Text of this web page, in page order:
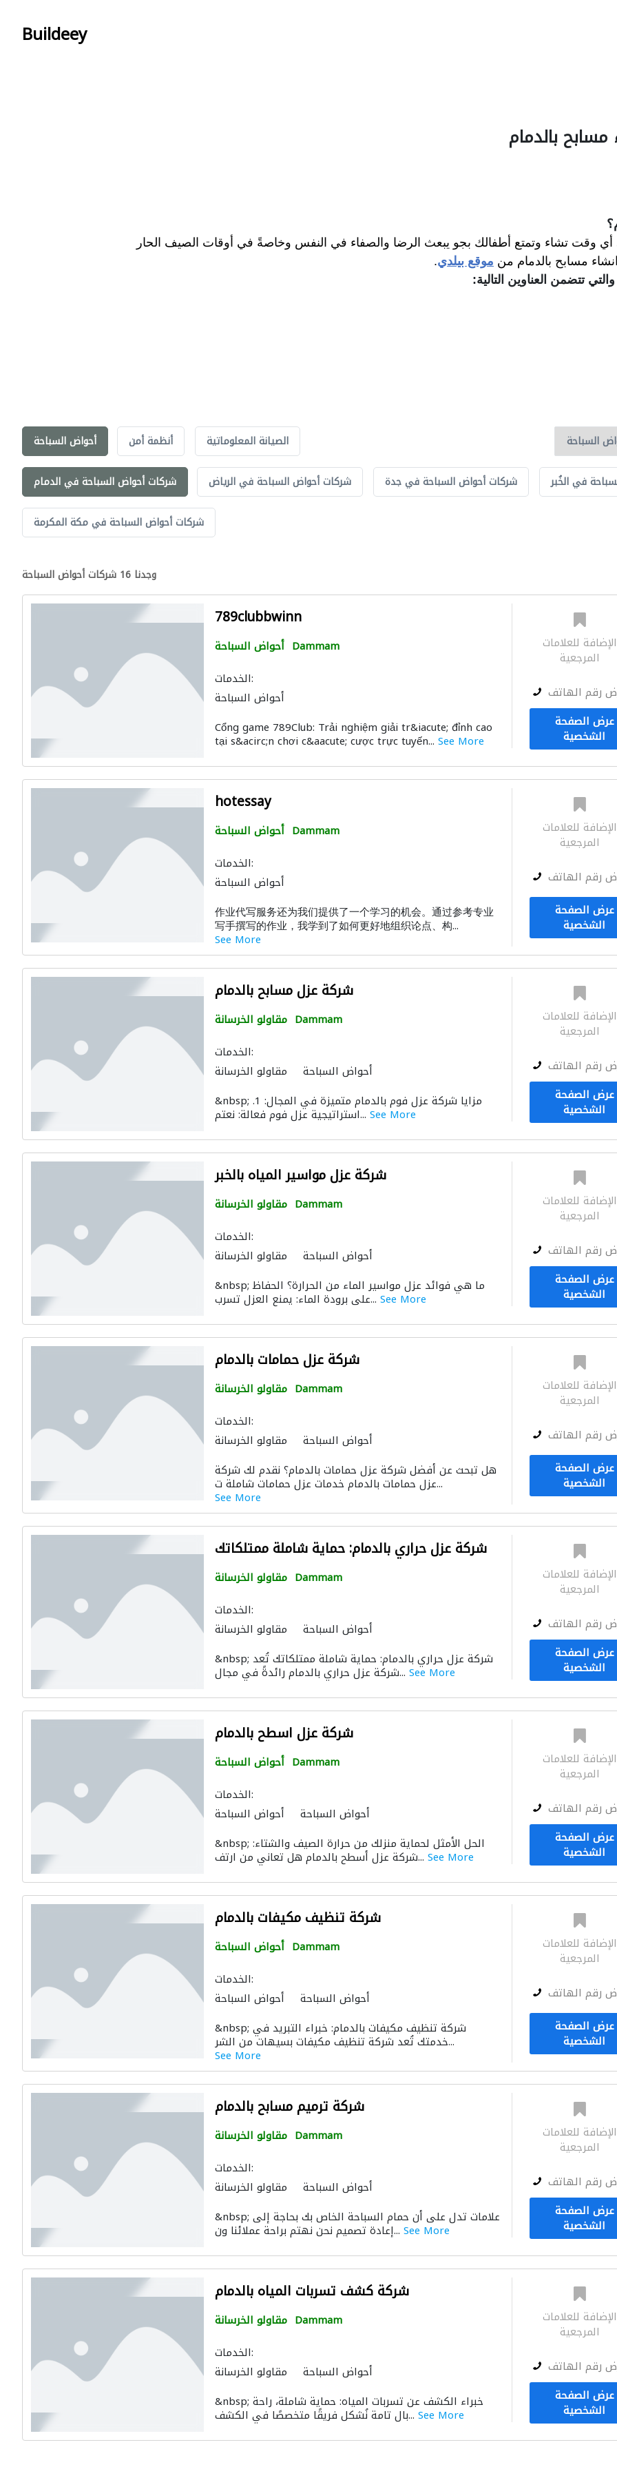
Buildeey
بالدمام
وقت تشاء وتمتع أطفالك بجو يبعث الرضا والصفاء في النفس وخاصةً في أوقات الصيف الحار
مسابح بالدمام من موقع بيلدي.
تتضمن العناوين التالية:
أحواض السباحة أنظمة أمن الصيانة المعلوماتية
شركات أحواض السباحة في الدمام شركات أحواض السباحة في الرياض شركات أحواض السباحة في جدة في الخُبر
شركات أحواض السباحة في مكة المكرمة
وجدنا 16 شركات أحواض السباحة
789clubbwinn
أحواض السباحة Dammam
الخدمات:
أحواض السباحة
Cổng game 789Club: Trải nghiệm giải tr&iacute; đỉnh cao
tại s&acirc;n chơi c&aacute; cược trực tuyến... See More
الإضافة للعلامات
المرجعية
رقم الهاتف
عرض الصفحة
الشخصية
hotessay
أحواض السباحة Dammam
الخدمات:
أحواض السباحة
作业代写服务还为我们提供了一个学习的机会。通过参考专业
写手撰写的作业，我学到了如何更好地组织论点、构...
See More
الإضافة للعلامات
المرجعية
رقم الهاتف
عرض الصفحة
الشخصية
شركة عزل مسابح بالدمام
مقاولو الخرسانة Dammam
الخدمات:
مقاولو الخرسانة
أحواض السباحة
&nbsp; مزايا شركة عزل فوم بالدمام متميزة في المجال: 1.
استراتيجية عزل فوم فعالة: نعتم... See More
الإضافة للعلامات
المرجعية
رقم الهاتف
عرض الصفحة
الشخصية
شركة عزل مواسير المياه بالخبر
مقاولو الخرسانة Dammam
الخدمات:
مقاولو الخرسانة
أحواض السباحة
&nbsp; ما هي فوائد عزل مواسير الماء من الحرارة؟ الحفاظ
على برودة الماء: يمنع العزل تسرب... See More
الإضافة للعلامات
المرجعية
رقم الهاتف
عرض الصفحة
الشخصية
شركة عزل حمامات بالدمام
مقاولو الخرسانة Dammam
الخدمات:
مقاولو الخرسانة
أحواض السباحة
هل تبحث عن أفضل شركة عزل حمامات بالدمام؟ نقدم لك شركة
عزل حمامات بالدمام خدمات عزل حمامات شاملة ت...
See More
الإضافة للعلامات
المرجعية
رقم الهاتف
عرض الصفحة
الشخصية
شركة عزل حراري بالدمام: حماية شاملة ممتلكاتك
مقاولو الخرسانة Dammam
الخدمات:
مقاولو الخرسانة
أحواض السباحة
&nbsp; شركة عزل حراري بالدمام: حماية شاملة ممتلكاتك تُعد
شركة عزل حراري بالدمام رائدةً في مجال... See More
الإضافة للعلامات
المرجعية
رقم الهاتف
عرض الصفحة
الشخصية
شركة عزل اسطح بالدمام
أحواض السباحة Dammam
الخدمات:
أحواض السباحة
أحواض السباحة
&nbsp; الحل الأمثل لحماية منزلك من حرارة الصيف والشتاء:
شركة عزل أسطح بالدمام هل تعاني من ارتف... See More
الإضافة للعلامات
المرجعية
رقم الهاتف
عرض الصفحة
الشخصية
شركة تنظيف مكيفات بالدمام
أحواض السباحة Dammam
الخدمات:
أحواض السباحة
أحواض السباحة
&nbsp; شركة تنظيف مكيفات بالدمام: خبراء التبريد في
خدمتك تُعد شركة تنظيف مكيفات بسيهات من الشر...
See More
الإضافة للعلامات
المرجعية
رقم الهاتف
عرض الصفحة
الشخصية
شركة ترميم مسابح بالدمام
مقاولو الخرسانة Dammam
الخدمات:
مقاولو الخرسانة
أحواض السباحة
&nbsp; علامات تدل على أن حمام السباحة الخاص بك بحاجة إلى
إعادة تصميم نحن نهتم براحة عملائنا ون... See More
الإضافة للعلامات
المرجعية
رقم الهاتف
عرض الصفحة
الشخصية
شركة كشف تسربات المياه بالدمام
مقاولو الخرسانة Dammam
الخدمات:
مقاولو الخرسانة
أحواض السباحة
&nbsp; خبراء الكشف عن تسربات المياه: حماية شاملة، راحة
بال تامة نُشكل فريقًا متخصصًا في الكشف... See More
الإضافة للعلامات
المرجعية
رقم الهاتف
عرض الصفحة
الشخصية